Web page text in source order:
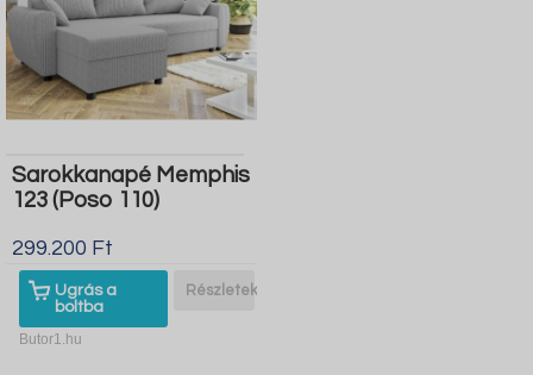
Sarokkanapé Memphis
123 (Poso 110)
299.200 Ft
Ugrás a
boltba
Részletek
Butor1.hu